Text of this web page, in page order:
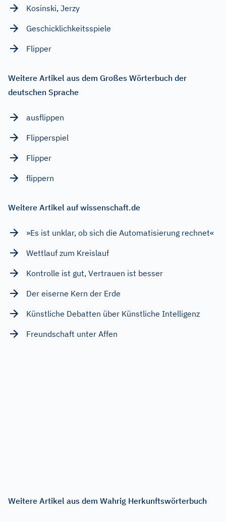
Kosinski, Jerzy
Geschicklichkeitsspiele
Flipper
Weitere Artikel aus dem Großes Wörterbuch der
deutschen Sprache
ausflippen
Flipperspiel
Flipper
flippern
Weitere Artikel auf wissenschaft.de
»Es ist unklar, ob sich die Automatisierung rechnet«
Wettlauf zum Kreislauf
Kontrolle ist gut, Vertrauen ist besser
Der eiserne Kern der Erde
Künstliche Debatten über Künstliche Intelligenz
Freundschaft unter Affen
Weitere Artikel aus dem Wahrig Herkunftswörterbuch